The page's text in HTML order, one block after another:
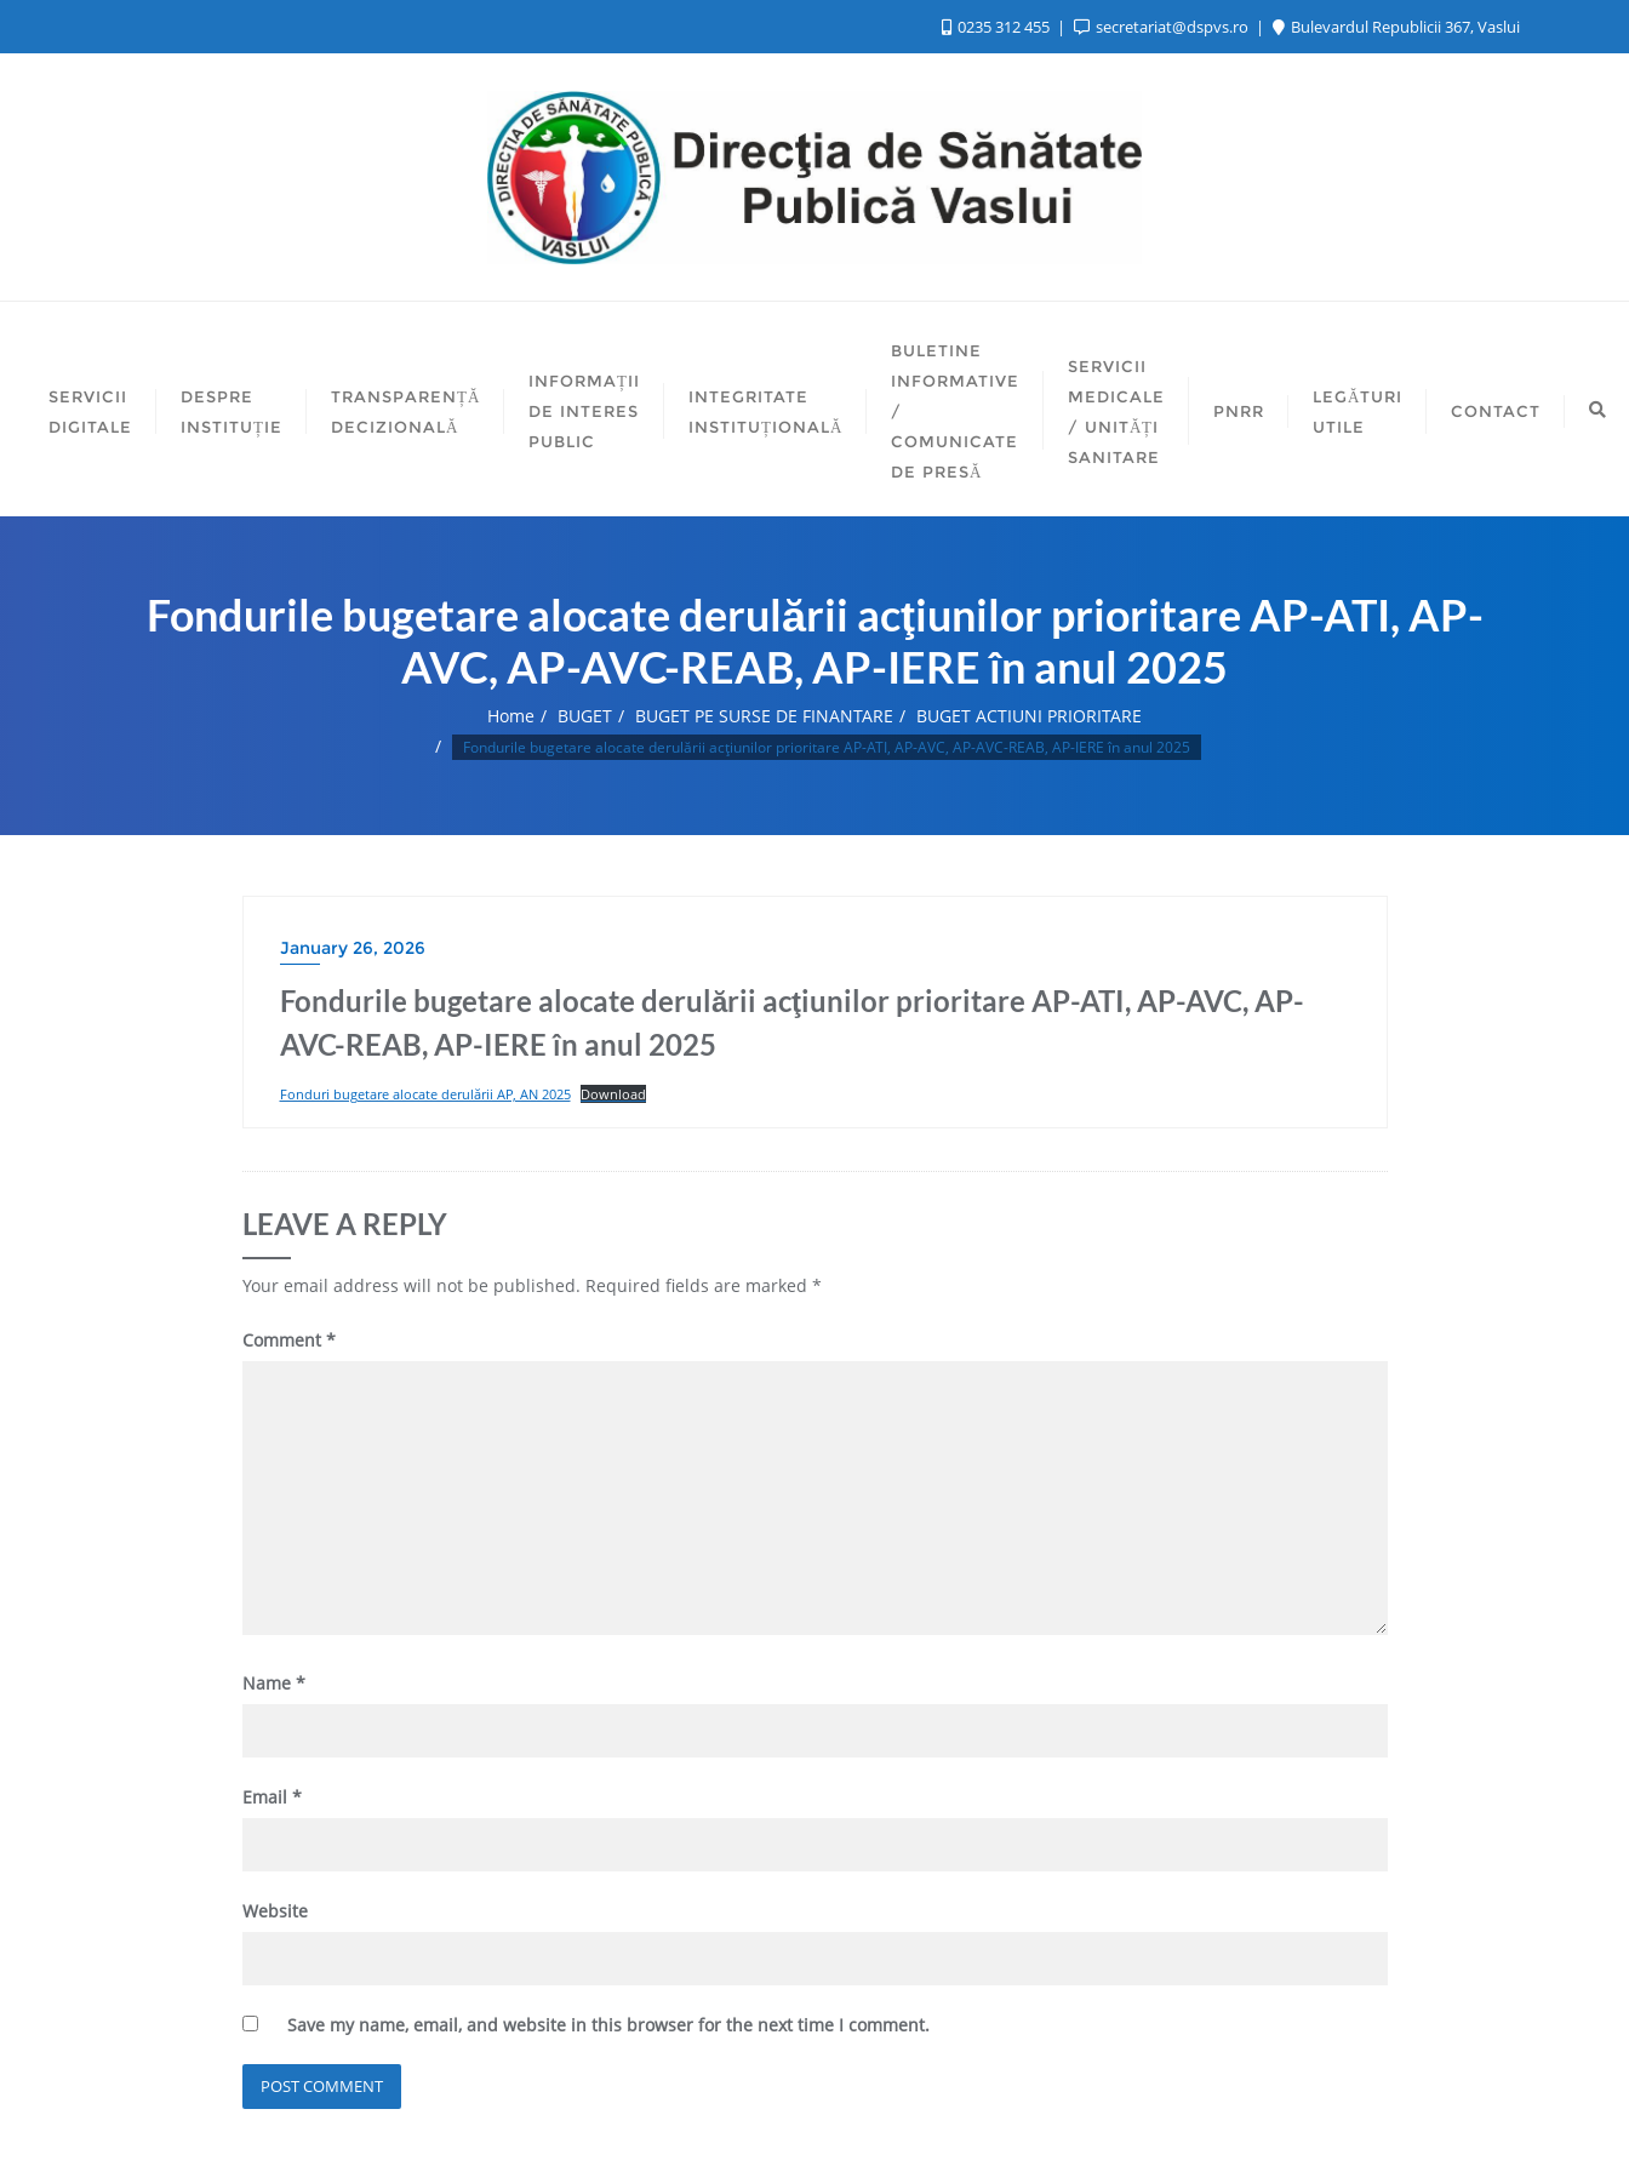
0235 312 455 secretariat@dspvs.ro Bulevardul Republicii 367, Vaslui
SERVICII
DIGITALE
DESPRE
INSTITUȚIE
TRANSPARENȚĂ
DECIZIONALĂ
INFORMAȚII
DE INTERES
PUBLIC
INTEGRITATE
INSTITUȚIONALĂ
BULETINE
INFORMATIVE
/
COMUNICATE
DE PRESĂ
SERVICII
MEDICALE
/ UNITĂȚI
SANITARE
PNRR
LEGĂTURI
UTILE
CONTACT
Fondurile bugetare alocate derulării acţiunilor prioritare AP-ATI, AP-
AVC, AP-AVC-REAB, AP-IERE în anul 2025
Home BUGET BUGET PE SURSE DE FINANTARE BUGET ACTIUNI PRIORITARE
Fondurile bugetare alocate derulării acţiunilor prioritare AP-ATI, AP-AVC, AP-AVC-REAB, AP-IERE în anul 2025
January 26, 2026
Fondurile bugetare alocate derulării acţiunilor prioritare AP-ATI, AP-AVC, AP-
AVC-REAB, AP-IERE în anul 2025
Fonduri bugetare alocate derulării AP, AN 2025 Download
LEAVE A REPLY
Your email address will not be published. Required fields are marked *
Comment*
Name *
Email *
Website
Save my name, email, and website in this browser for the next time I comment.